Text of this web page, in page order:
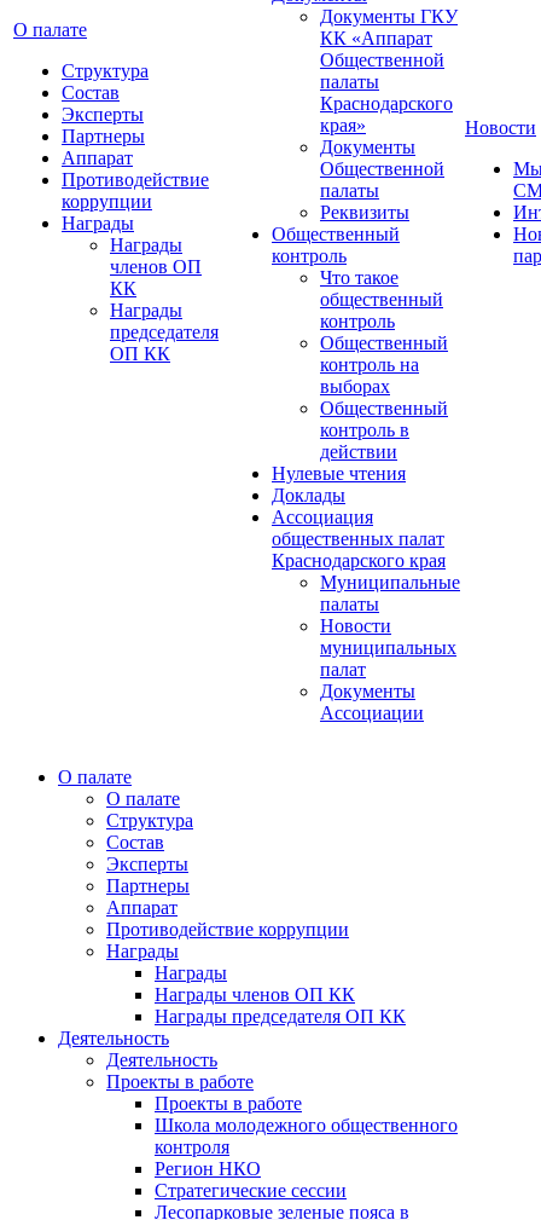
О палате
Структура
Состав
Эксперты
Партнеры
Аппарат
Противодействие
коррупции
Награды
Награды
членов ОП
КК
Награды
председателя
ОП КК
Документы ГКУ
КК «Аппарат
Общественной
палаты
Краснодарского
края»
Документы
Общественной
палаты
Реквизиты
Общественный
контроль
Что такое
общественный
контроль
Общественный
контроль на
выборах
Общественный
контроль в
действии
Нулевые чтения
Доклады
Ассоциация
общественных палат
Краснодарского края
Муниципальные
палаты
Новости
муниципальных
палат
Документы
Ассоциации
Новости
О палате
О палате
Структура
Состав
Эксперты
Партнеры
Аппарат
Противодействие коррупции
Награды
Награды
Награды членов ОП КК
Награды председателя ОП КК
Деятельность
Деятельность
Проекты в работе
Проекты в работе
Школа молодежного общественного
контроля
Регион НКО
Стратегические сессии
Лесопарковые зеленые пояса в